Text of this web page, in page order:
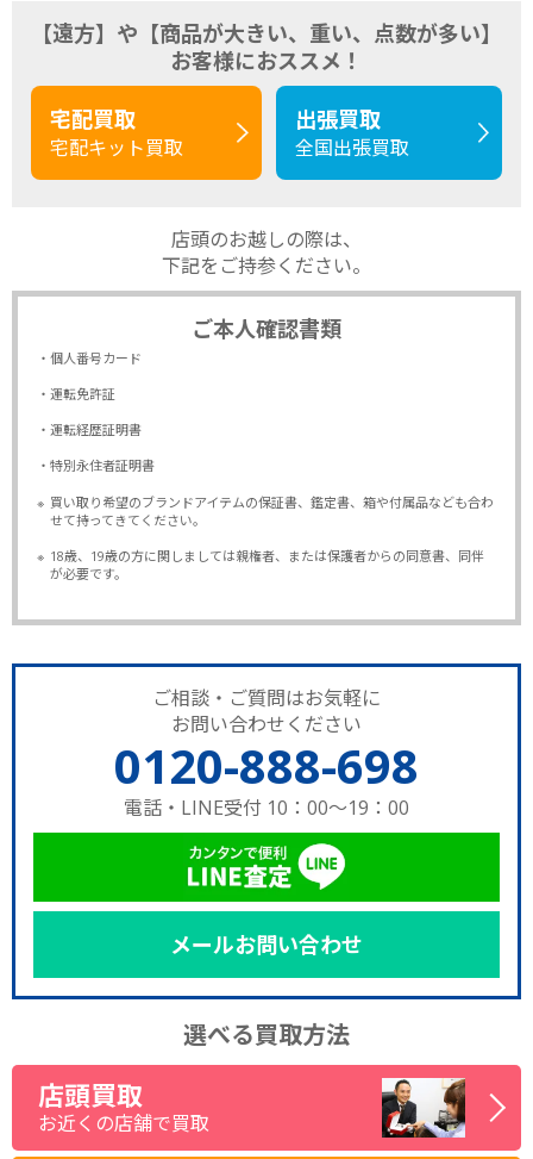
【遠方】や【商品が大きい、重い、点数が多い】
お客様におススメ！
宅配買取
宅配キット買取
出張買取
全国出張買取
店頭のお越しの際は、
下記をご持参ください。
ご本人確認書類
・個人番号カード
・運転免許証
・運転経歴証明書
・特別永住者証明書
※ 買い取り希望のブランドアイテムの保証書、鑑定書、箱や付属品なども合わ
せて持ってきてください。
※ 18歳、19歳の方に関しましては親権者、または保護者からの同意書、同伴
が必要です。
ご相談・ご質問はお気軽に
お問い合わせください
0120-888-698
電話・LINE受付 10：00～19：00
メールお問い合わせ
選べる買取方法
店頭買取
お近くの店舗で買取